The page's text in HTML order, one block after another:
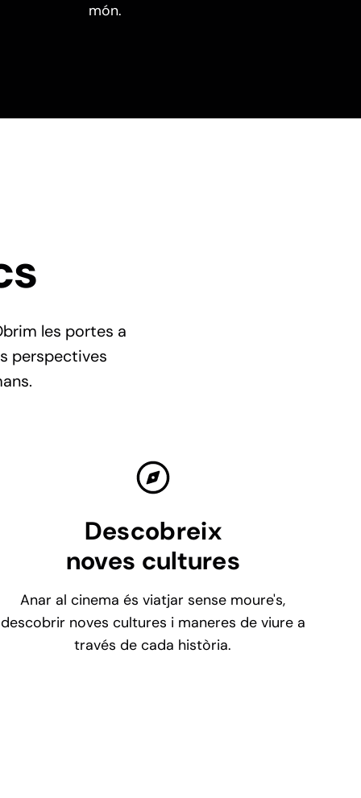
món.
les portes a
perspectives
Descobreix
noves cultures
Anar al cinema és viatjar sense moure's,
descobrir noves cultures i maneres de viure a
través de cada història.